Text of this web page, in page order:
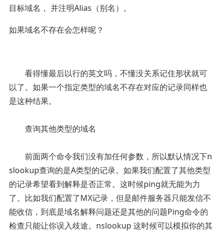
目标域名， 并注明Alias（别名）。
如果域名不存在会怎样呢？
看得懂最后以行的英文吗，不懂没关系记住形状就可
以了。如果一个指定类型的域名不存在对应的记录同样也
是这种结果。
查询其他类型的域名
前面两个命令我们没有加任何参数，所以默认情况下n
slookup查询的是A类型的记录。如果我们配置了其他类型
的记录希望看到解释是否正常。这时候ping就无能为力
了。比如我们配置了MX记录，但是邮件服务器只能发信不
能收信，到底是域名解释问题还是其他的问题Ping命令的
检查只能让你误入歧途。nslookup 这时候可以模拟你的其